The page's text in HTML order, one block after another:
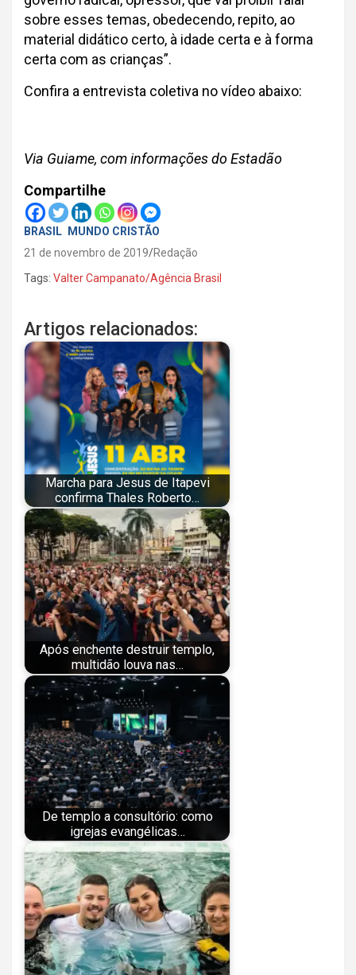
sobre esses temas, obedecendo, repito, ao
material didático certo, à idade certa e à forma
certa com as crianças”.
Confira a entrevista coletiva no vídeo abaixo:
Via Guiame, com informações do Estadão
Compartilhe
BRASIL
MUNDO CRISTÃO
21 de novembro de 2019 Redação
Tags: Valter Campanato/Agência Brasil
Artigos relacionados:
Marcha para Jesus de Itapevi
confirma Thales Roberto…
Após enchente destruir templo,
multidão louva nas…
De templo a consultório: como
igrejas evangélicas…